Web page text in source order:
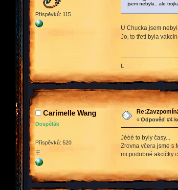
Příspěvků: 115
jsem nebyla.. ale
U Chucka jsem
Jo, to třetí byla
Carimelle Wang
Dospělák
Příspěvků: 520
王
« Odpověď #4
Jééé to byly časy...
Zrovna včera jsme s
mi podobné akcičky